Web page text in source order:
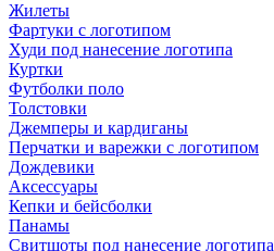
Жилеты
Фартуки с логотипом
Худи под нанесение логотипа
Куртки
Футболки поло
Толстовки
Джемперы и кардиганы
Перчатки и варежки с логотипом
Дождевики
Аксессуары
Кепки и бейсболки
Панамы
Свитшоты под нанесение логотипа